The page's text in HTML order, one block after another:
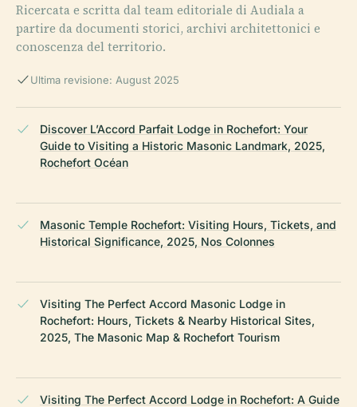
Ricercata e scritta dal team editoriale di Audiala a
partire da documenti storici, archivi architettonici e
conoscenza del territorio.
Ultima revisione: August 2025
Discover L’Accord Parfait Lodge in Rochefort: Your
Guide to Visiting a Historic Masonic Landmark, 2025,
Rochefort Océan
Masonic Temple Rochefort: Visiting Hours, Tickets, and
Historical Significance, 2025, Nos Colonnes
Visiting The Perfect Accord Masonic Lodge in
Rochefort: Hours, Tickets & Nearby Historical Sites,
2025, The Masonic Map & Rochefort Tourism
Visiting The Perfect Accord Lodge in Rochefort: A Guide